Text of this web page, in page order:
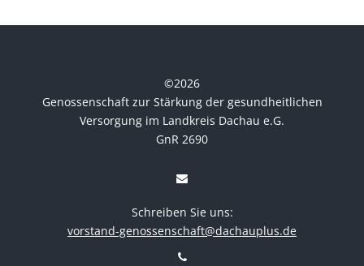
©2026
Genossenschaft zur Stärkung der gesundheitlichen
Versorgung im Landkreis Dachau e.G.
GnR 2690
Schreiben Sie uns:
vorstand-genossenschaft@dachauplus.de